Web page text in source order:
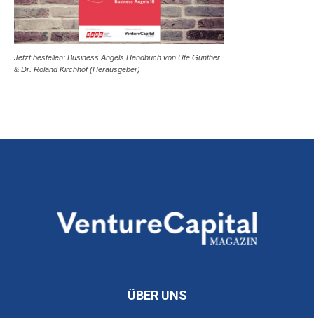
Jetzt bestellen: Business Angels Handbuch von Ute Günther
& Dr. Roland Kirchhof (Herausgeber)
ÜBER UNS